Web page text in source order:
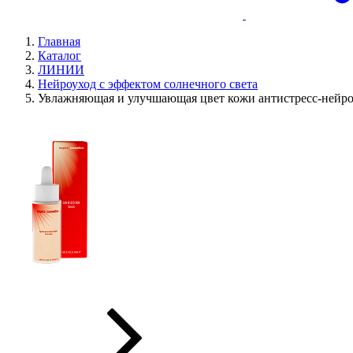
Главная
Каталог
ЛИНИИ
Нейроуход с эффектом солнечного света
Увлажняющая и улучшающая цвет кожи антистресс-